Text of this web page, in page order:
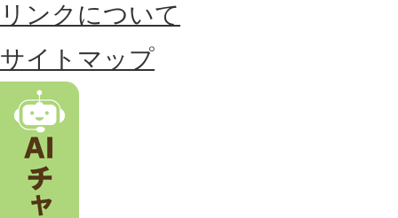
す
る
市
。
リンクについて
サイトマップ